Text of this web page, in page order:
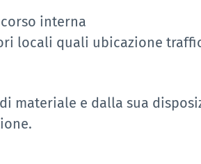
interna
locali quali ubicazione
materiale e dalla sua